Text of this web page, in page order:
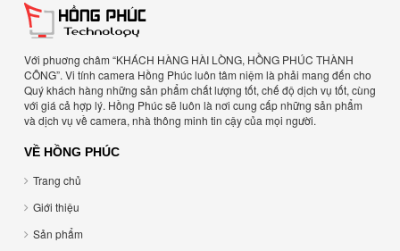
Với phuơng châm “KHÁCH HÀNG HÀI LÒNG, HỒNG PHÚC THÀNH
CÔNG”. Vi tính camera Hồng Phúc luôn tâm niệm là phải mang đến cho
Quý khách hàng những sản phẩm chất lượng tốt, chế độ dịch vụ tốt, cùng
với giá cả hợp lý. Hồng Phúc sẽ luôn là nơi cung cấp những sản phẩm
và dịch vụ về camera, nhà thông minh tin cậy của mọi người.
VỀ HỒNG PHÚC
Trang chủ
Giới thiệu
Sản phẩm